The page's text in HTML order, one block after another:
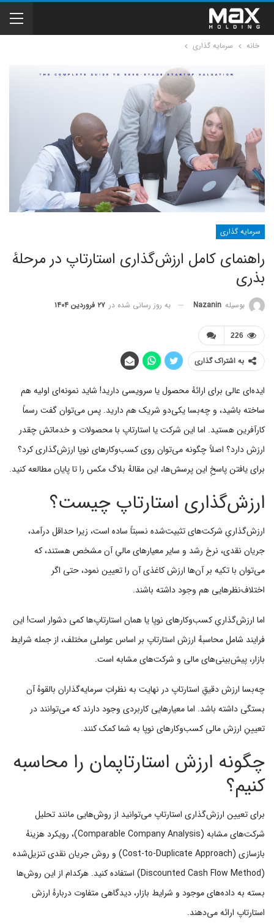
خانه سرمایه گذاری
سرمایه گذاری
راهنمای کامل ارزش‌گذاری استارتاپ در مرحلهٔ
بذری
بوسیله Nazanin به روز رسانی شده در ۲۷ فروردین ۱۴۰۴
226
به اشتراک گذاری
ایده‌ای عالی برای ارائهٔ محصول یا سرویسی دارید! شاید نمونه‌ای اولیه هم
ساخته باشید، و چه‌بسا یکی‌دو شریک هم دارید. پس می‌توان گفت رسماً
کارآفرین هستید. اما این شرکت یا استارتاپ با محصولات و خدماتش چقدر
ارزش دارد؟ اصلاً چگونه می‌توان روی کسب‌وکارهای نوپا ارزش‌گذاری کرد؟
برای یافتن پاسخِ این پرسش‌ها، این مقالهٔ بلاگ مکس را تا پایان مطالعه کنید.
ارزش‌گذاری استارتاپ چیست؟
ارزش‌گذاریِ شرکت‌های تثبیت‌شده نسبتاً ساده است، زیرا حداقل درآمد،
جریان نقدی، نرخ رشد و سایر معیارهای مالیِ آن مشخص هستند، که
می‌توان با تکیه بر آن‌ها ارزش کاغذی آن را تعیین نمود، حتی اگر
اختلاف‌نظرهایی هم وجود داشته باشند.
اما ارزش‌گذاریِ کسب‌وکارهای نوپا یا همان استارتاپ‌ها کمی دشوار است! این
فرایند شامل محاسبهٔ ارزش استارتاپ بر اساس عواملی مختلف، از جمله شرایط
بازار، پیش‌بینی‌های مالی و شرکت‌های مشابه است.
چه‌بسا ارزش دقیقِ استارتاپ در نهایت به نظراتِ سرمایه‌گذاران بالقوهٔ آن
بستگی داشته باشد. اما معیارهایی کاربردی وجود دارند که می‌توانند در
تعیینِ ارزش مالی کسب‌وکارهای نوپا به شما کمک کنند.
چگونه ارزش استارتاپمان را محاسبه
کنیم؟
برای تعیین ارزش‌گذاری استارتاپ می‌توانید از روش‌هایی مانند تحلیل
شرکت‌های مشابه (Comparable Company Analysis)، رویکرد هزینهٔ
بازسازی (Cost-to-Duplicate Approach) و روش جریان نقدی تنزیل‌شده
(Discounted Cash Flow Method) استفاده کنید. هرکدام از این روش‌ها
بسته به داده‌های موجود و شرایط بازار، دیدگاهی متفاوت دربارهٔ ارزش
استارتاپ ارائه می‌دهند.